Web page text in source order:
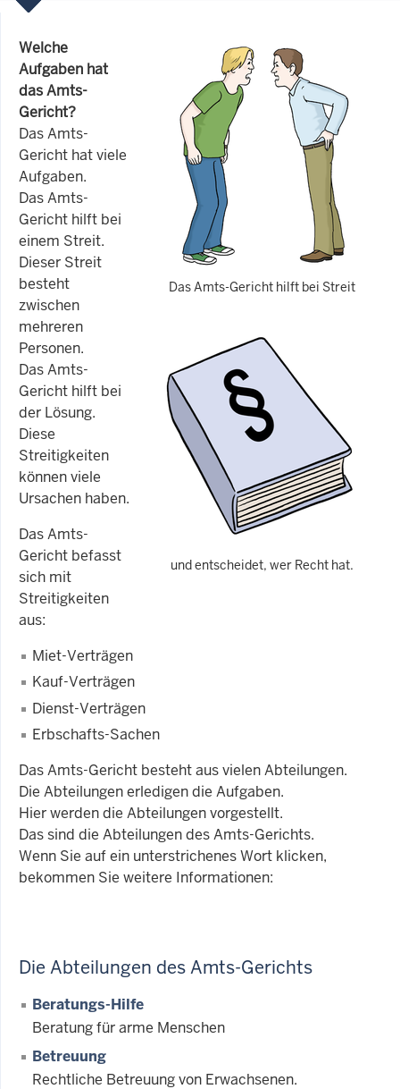
Das Amts-Gericht hilft bei Streit
und entscheidet, wer Recht hat.
Welche
Aufgaben hat
das Amts-
Gericht?
Das Amts-
Gericht hat viele
Aufgaben.
Das Amts-
Gericht hilft bei
einem Streit.
Dieser Streit
besteht
zwischen
mehreren
Personen.
Das Amts-
Gericht hilft bei
der Lösung.
Diese
Streitigkeiten
können viele
Ursachen haben.
Das Amts-
Gericht befasst
sich mit
Streitigkeiten
aus:
Miet-Verträgen
Kauf-Verträgen
Dienst-Verträgen
Erbschafts-Sachen
Das Amts-Gericht besteht aus vielen Abteilungen.
Die Abteilungen erledigen die Aufgaben.
Hier werden die Abteilungen vorgestellt.
Das sind die Abteilungen des Amts-Gerichts.
Wenn Sie auf ein unterstrichenes Wort klicken,
bekommen Sie weitere Informationen:
Die Abteilungen des Amts-Gerichts
Beratungs-Hilfe
Beratung für arme Menschen
Betreuung
Rechtliche Betreuung von Erwachsenen.